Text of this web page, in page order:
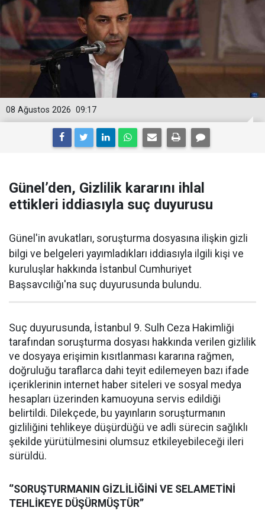
09:17
08 Ağustos 2026
Günel’den, Gizlilik kararını ihlal
ettikleri iddiasıyla suç duyurusu
Günel'in avukatları, soruşturma dosyasına ilişkin gizli
bilgi ve belgeleri yayımladıkları iddiasıyla ilgili kişi ve
kuruluşlar hakkında İstanbul Cumhuriyet
Başsavcılığı'na suç duyurusunda bulundu.
Suç duyurusunda, İstanbul 9. Sulh Ceza Hakimliği
tarafından soruşturma dosyası hakkında verilen gizlilik
ve dosyaya erişimin kısıtlanması kararına rağmen,
doğruluğu taraflarca dahi teyit edilemeyen bazı ifade
içeriklerinin internet haber siteleri ve sosyal medya
hesapları üzerinden kamuoyuna servis edildiği
belirtildi. Dilekçede, bu yayınların soruşturmanın
gizliliğini tehlikeye düşürdüğü ve adli sürecin sağlıklı
şekilde yürütülmesini olumsuz etkileyebileceği ileri
sürüldü.
‘’SORUŞTURMANIN GİZLİLİĞİNİ VE SELAMETİNİ
TEHLİKEYE DÜŞÜRMÜŞTÜR’’